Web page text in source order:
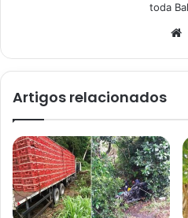
toda
Artigos relacionados